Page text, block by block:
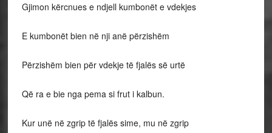
Gjimon kërcnues e ndjell kumbonët e vdekjes
E kumbonët bien në nji anë përzishëm
Përzishëm bien për vdekje të fjalës së urtë
Që ra e bie nga pema si frut i kalbun.
Kur unë në zgrip të fjalës sime, mu në zgrip